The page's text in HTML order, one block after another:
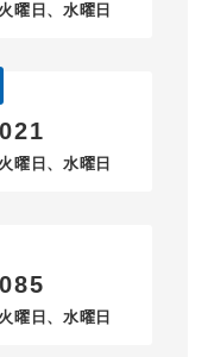
曜日、水曜日
曜日、水曜日
曜日、水曜日